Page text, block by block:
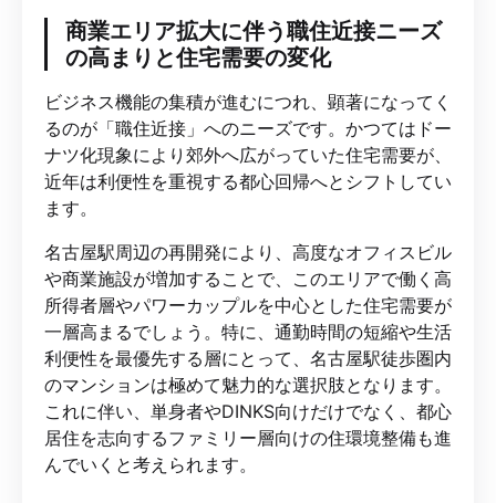
商業エリア拡大に伴う職住近接ニーズ
の高まりと住宅需要の変化
ビジネス機能の集積が進むにつれ、顕著になってく
るのが「職住近接」へのニーズです。かつてはドー
ナツ化現象により郊外へ広がっていた住宅需要が、
近年は利便性を重視する都心回帰へとシフトしてい
ます。
名古屋駅周辺の再開発により、高度なオフィスビル
や商業施設が増加することで、このエリアで働く高
所得者層やパワーカップルを中心とした住宅需要が
一層高まるでしょう。特に、通勤時間の短縮や生活
利便性を最優先する層にとって、名古屋駅徒歩圏内
のマンションは極めて魅力的な選択肢となります。
これに伴い、単身者やDINKS向けだけでなく、都心
居住を志向するファミリー層向けの住環境整備も進
んでいくと考えられます。